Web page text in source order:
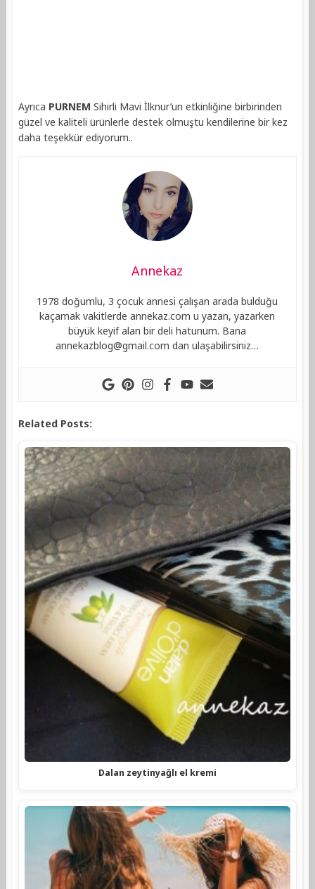
Ayrıca PURNEM Sihirli Mavi İlknur’un etkinliğine birbirinden
güzel ve kaliteli ürünlerle destek olmuştu kendilerine bir kez
daha teşekkür ediyorum..
Annekaz
1978 doğumlu, 3 çocuk annesi çalışan arada bulduğu
kaçamak vakitlerde annekaz.com u yazan, yazarken
büyük keyif alan bir deli hatunum. Bana
annekazblog@gmail.com dan ulaşabilirsiniz…
Related Posts:
Dalan zeytinyağlı el kremi